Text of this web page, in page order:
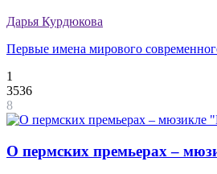
Дарья Курдюкова
Первые имена мирового
1
3536
8
О пермских премьерах –